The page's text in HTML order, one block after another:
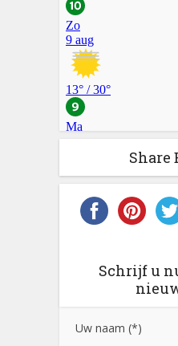
Share
Schrijf u
Uw naam (*)